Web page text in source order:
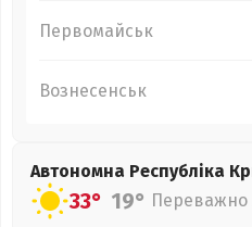
Первомайськ
Вознесенськ
Автономна Республіка
33° 19° Переважно